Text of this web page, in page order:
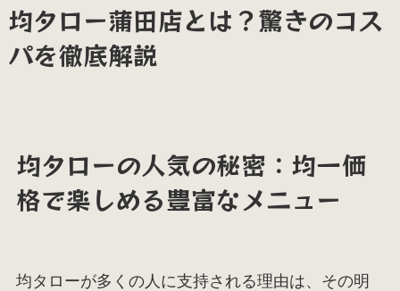
均タロー蒲田店とは？驚きのコス
パを徹底解説
均タローの人気の秘密：均一価
格で楽しめる豊富なメニュー
均タローが多くの人に支持される理由は、その明